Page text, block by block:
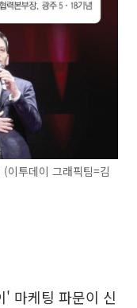
이투데이 그래픽팀=김
' 마케팅 파문이 신